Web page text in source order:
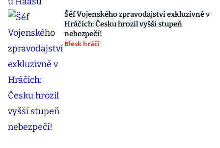
Šéf Vojenského zpravodajství exkluzivně v
Hráčích: Česku hrozil vyšší stupeň
nebezpečí!
Blesk hráči